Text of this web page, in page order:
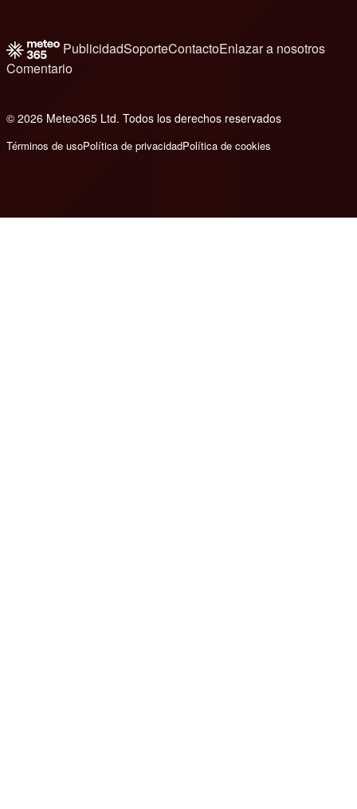
PublicidadSoporteContactoEnlazar a nosotros
Comentario
© 2026 Meteo365 Ltd. Todos los derechos reservados
Términos de usoPolítica de privacidadPolítica de cookies